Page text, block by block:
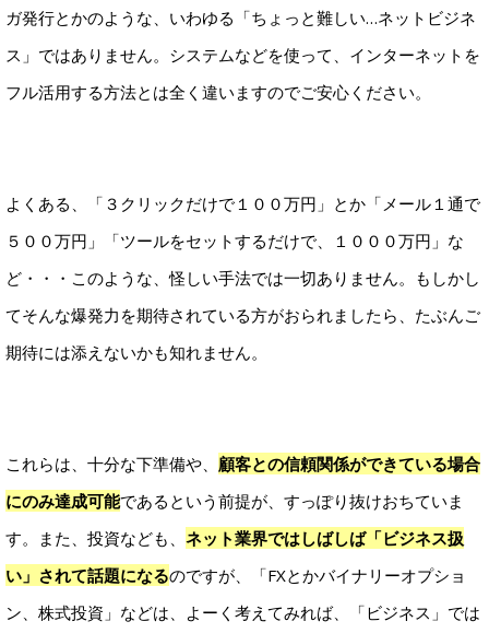
ガ発行とかのような、いわゆる「ちょっと難しい…ネットビジネ
ス」ではありません。システムなどを使って、インターネットを
フル活用する方法とは全く違いますのでご安心ください。
よくある、「３クリックだけで１００万円」とか「メール１通で
５００万円」「ツールをセットするだけで、１０００万円」な
ど・・・このような、怪しい手法では一切ありません。もしかし
てそんな爆発力を期待されている方がおられましたら、たぶんご
期待には添えないかも知れません。
これらは、十分な下準備や、 顧客との信頼関係ができている場合
にのみ達成可能であるという前提が、すっぽり抜けおちていま
す。また、投資なども、 ネット業界ではしばしば「ビジネス扱
い」されて話題になるのですが、「FXとかバイナリーオプショ
ン、株式投資」などは、よーく考えてみれば、「ビジネス」では